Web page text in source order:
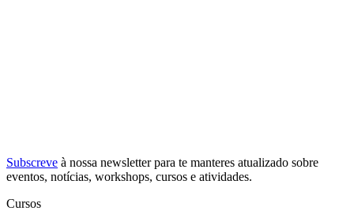
Subscreve à nossa newsletterpara te manteres atualizado sobre
eventos, notícias, workshops, cursos e atividades.
Cursos